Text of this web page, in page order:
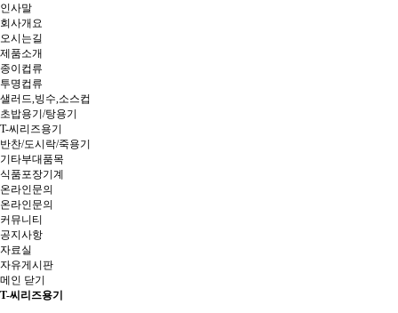
인사말
회사개요
오시는길
제품소개
종이컵류
투명컵류
샐러드,빙수,소스컵
초밥용기/탕용기
T-씨리즈용기
반찬/도시락/죽용기
기타부대품목
식품포장기계
온라인문의
온라인문의
커뮤니티
공지사항
자료실
자유게시판
메인 닫기
T-씨리즈용기